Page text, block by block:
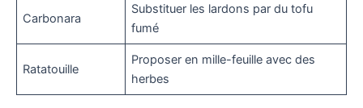
Carbonara
Substituer les lardons par du tofu
fumé
Ratatouille
Proposer en mille-feuille avec des
herbes